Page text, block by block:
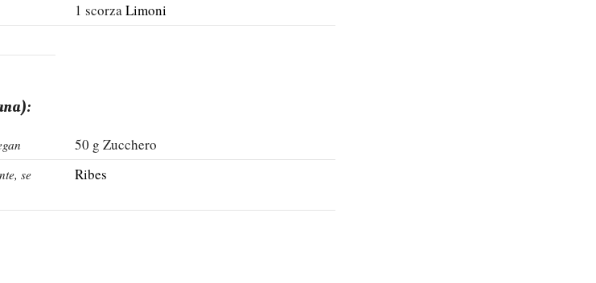
1 scorzaLimoni
50 g Zucchero
se
Ribes